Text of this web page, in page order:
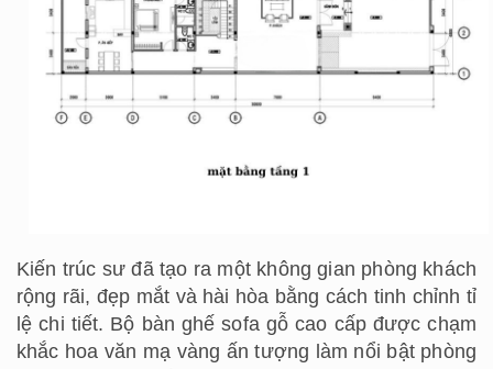
Kiến trúc sư đã tạo ra một không gian phòng khách
rộng rãi, đẹp mắt và hài hòa bằng cách tinh chỉnh tỉ
lệ chi tiết. Bộ bàn ghế sofa gỗ cao cấp được chạm
khắc hoa văn mạ vàng ấn tượng làm nổi bật phòng